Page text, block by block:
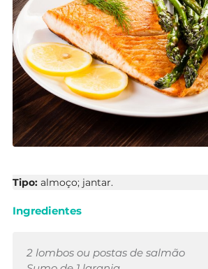
Tipo: almoço; jantar.
Ingredientes
2 lombos ou postas de salmão